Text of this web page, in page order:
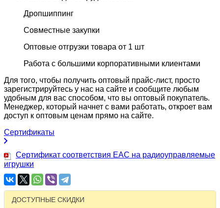
Дропшиппинг
Совместные закупки
Оптовые отгрузки товара от 1 шт
Работа с большими корпоративными клиентами
Для того, чтобы получить оптовый прайс-лист, просто
зарегистрируйтесь у нас на сайте и сообщите любым
удобным для вас способом, что вы оптовый покупатель.
Менеджер, который начнет с вами работать, откроет вам
доступ к оптовым ценам прямо на сайте.
Сертификаты
Сертификат соответствия EAC на радиоуправляемые
игрушки
ДОСТУПНЫЕ СКИДКИ